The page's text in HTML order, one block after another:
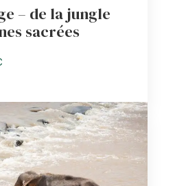
– de la jungle
sacrées